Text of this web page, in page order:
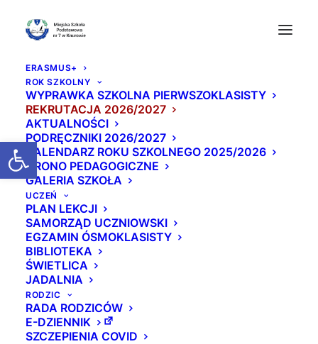
Otwórz pasek narzędzi
ERASMUS+
ROK SZKOLNY
WYPRAWKA SZKOLNA PIERWSZOKLASISTY
REKRUTACJA 2026/2027
AKTUALNOŚCI
PODRĘCZNIKI 2026/2027
KALENDARZ ROKU SZKOLNEGO 2025/2026
GRONO PEDAGOGICZNE
GALERIA SZKOŁA
UCZEŃ
PLAN LEKCJI
SAMORZĄD UCZNIOWSKI
EGZAMIN ÓSMOKLASISTY
BIBLIOTEKA
ŚWIETLICA
JADALNIA
RODZIC
RADA RODZICÓW
E-DZIENNIK
SZCZEPIENIA COVID
Nauczyciel dyplomow
any
16 STYCZNIA 2026